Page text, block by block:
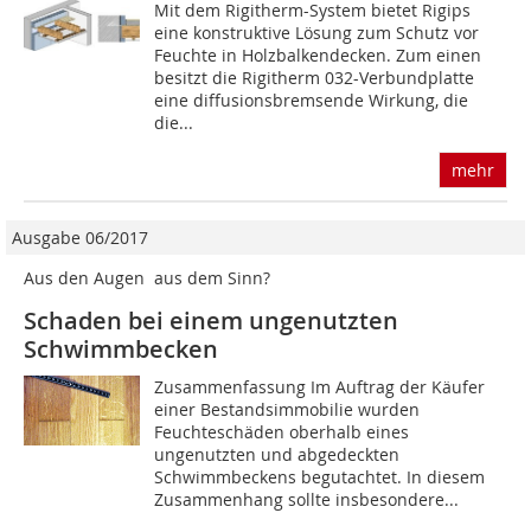
Mit dem Rigitherm-System bietet Rigips
eine konstruktive Lösung zum Schutz vor
Feuchte in Holzbalkendecken. Zum einen
besitzt die Rigitherm 032-Verbundplatte
eine diffusionsbremsende Wirkung, die
die...
mehr
Ausgabe 06/2017
Aus den Augen  aus dem Sinn?
Schaden bei einem ungenutzten
Schwimmbecken
Zusammenfassung Im Auftrag der Käufer
einer Bestandsimmobilie wurden
Feuchteschäden oberhalb eines
ungenutzten und abgedeckten
Schwimmbeckens begutachtet. In diesem
Zusammenhang sollte insbesondere...